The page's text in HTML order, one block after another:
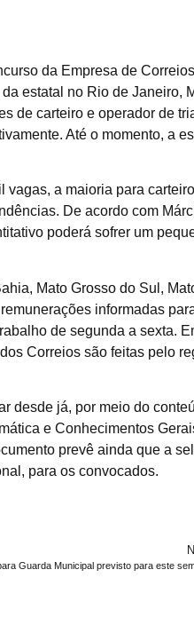
da Empresa de
estatal no Rio de Janeiro,
de carteiro e operador de
Até o momento, a
vagas, a maioria para
De acordo com
poderá sofrer um
Mato Grosso do Sul,
informadas
de segunda a sexta.
Correios são feitas pelo
desde já, por meio do
e Conhecimentos
prevê ainda que a
para os convocados.
Guarda Municipal previsto para este